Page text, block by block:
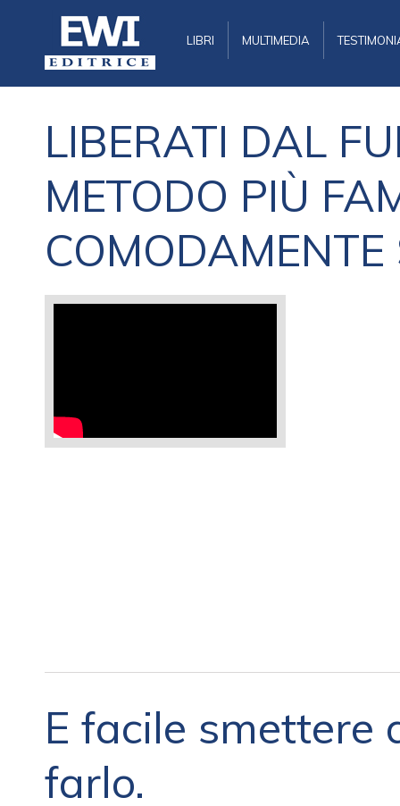
LIBRI MULTIMEDIA
LIBERATI DAL
METODO PIÙ
E facile smettere
farlo.